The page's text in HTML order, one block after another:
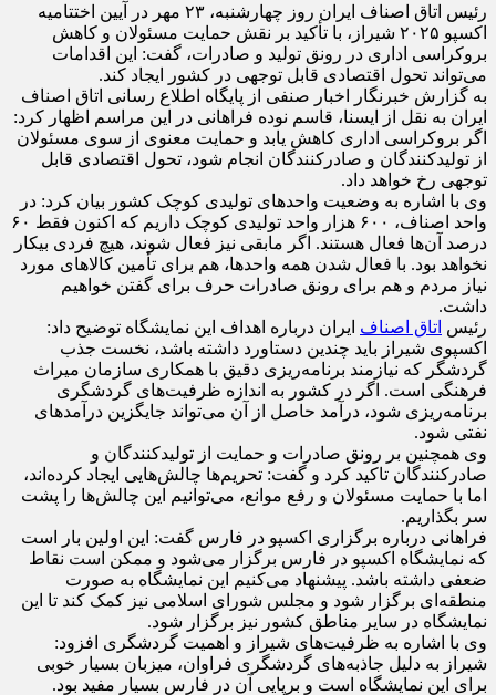
رئیس اتاق اصناف ایران روز چهارشنبه، ۲۳ مهر در آیین اختتامیه
اکسپو ۲۰۲۵ شیراز، با تأکید بر نقش حمایت مسئولان و کاهش
بروکراسی اداری در رونق تولید و صادرات، گفت: این اقدامات
می‌تواند تحول اقتصادی قابل توجهی در کشور ایجاد کند.
به گزارش خبرنگار اخبار صنفی از پایگاه اطلاع رسانی اتاق اصناف
ایران به نقل از ایسنا، قاسم نوده فراهانی در این مراسم اظهار کرد:
اگر بروکراسی اداری کاهش یابد و حمایت معنوی از سوی مسئولان
از تولیدکنندگان و صادرکنندگان انجام شود، تحول اقتصادی قابل
توجهی رخ خواهد داد.
وی با اشاره به وضعیت واحدهای تولیدی کوچک کشور بیان کرد: در
واحد اصناف، ۶۰۰ هزار واحد تولیدی کوچک داریم که اکنون فقط ۶۰
درصد آن‌ها فعال هستند. اگر مابقی نیز فعال شوند، هیچ فردی بیکار
نخواهد بود. با فعال شدن همه واحدها، هم برای تأمین کالاهای مورد
نیاز مردم و هم برای رونق صادرات حرف برای گفتن خواهیم
داشت.
رئیس اتاق اصناف ایران درباره اهداف این نمایشگاه توضیح داد:
اکسپوی شیراز باید چندین دستاورد داشته باشد، نخست جذب
گردشگر که نیازمند برنامه‌ریزی دقیق با همکاری سازمان میراث
فرهنگی است. اگر در کشور به اندازه ظرفیت‌های گردشگری
برنامه‌ریزی شود، درآمد حاصل از آن می‌تواند جایگزین درآمدهای
نفتی شود.
وی همچنین بر رونق صادرات و حمایت از تولیدکنندگان و
صادرکنندگان تاکید کرد و گفت: تحریم‌ها چالش‌هایی ایجاد کرده‌اند،
اما با حمایت مسئولان و رفع موانع، می‌توانیم این چالش‌ها را پشت
سر بگذاریم.
فراهانی درباره برگزاری اکسپو در فارس گفت: این اولین بار است
که نمایشگاه اکسپو در فارس برگزار می‌شود و ممکن است نقاط
ضعفی داشته باشد. پیشنهاد می‌کنیم این نمایشگاه به صورت
منطقه‌ای برگزار شود و مجلس شورای اسلامی نیز کمک کند تا این
نمایشگاه در سایر مناطق کشور نیز برگزار شود.
وی با اشاره به ظرفیت‌های شیراز و اهمیت گردشگری افزود:
شیراز به دلیل جاذبه‌های گردشگری فراوان، میزبان بسیار خوبی
برای این نمایشگاه است و برپایی آن در فارس بسیار مفید بود.